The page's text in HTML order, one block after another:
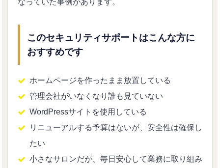
なっていた事例があります。
このセキュリティサポートはこんな方に
おすすめです
ホームページを作ったまま放置している
管理会社がいなくなり誰も見ていない
WordPressサイトを使用している
リニューアルする予算はないが、安全性は確保し
たい
小さなサロンだが、毎日安心して業務に取り組み